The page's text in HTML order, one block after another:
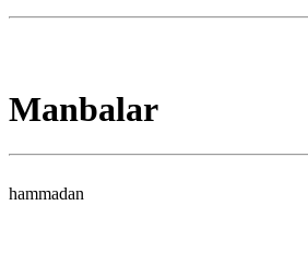
Manbalar
hammadan